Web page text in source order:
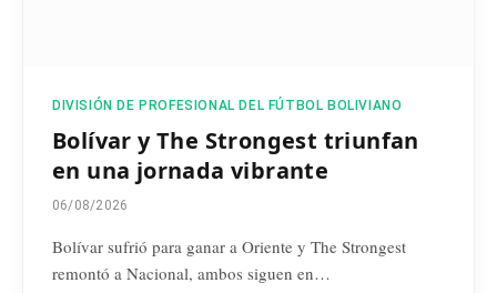
DIVISIÓN DE PROFESIONAL DEL FÚTBOL BOLIVIANO
Bolívar y The Strongest triunfan
en una jornada vibrante
06/08/2026
Bolívar sufrió para ganar a Oriente y The Strongest
remontó a Nacional, ambos siguen en…